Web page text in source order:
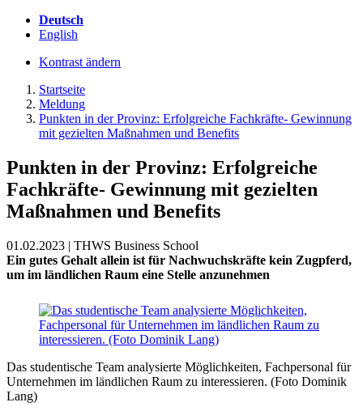
Deutsch
English
Kontrast ändern
Startseite
Meldung
Punkten in der Provinz: Erfolgreiche Fachkräfte- Gewinnung
mit gezielten Maßnahmen und Benefits
Punkten in der Provinz: Erfolgreiche
Fachkräfte- Gewinnung mit gezielten
Maßnahmen und Benefits
01.02.2023 | THWS Business School
Ein gutes Gehalt allein ist für Nachwuchskräfte kein Zugpferd,
um im ländlichen Raum eine Stelle anzunehmen
Das studentische Team analysierte Möglichkeiten, Fachpersonal für
Unternehmen im ländlichen Raum zu interessieren. (Foto Dominik
Lang)